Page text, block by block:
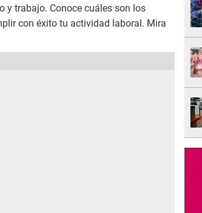
y trabajo. Conoce cuáles son los
con éxito tu actividad laboral. Mira